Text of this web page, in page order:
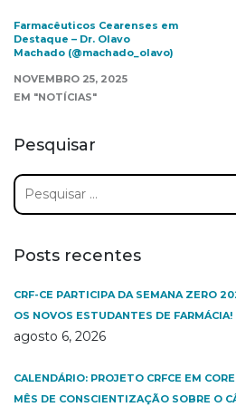
Farmacêuticos Cearenses em
Destaque – Dr. Olavo
Machado (@machado_olavo)
NOVEMBRO 25, 2025
EM "NOTÍCIAS"
Pesquisar
Pesquisar
por:
Posts recentes
CRF-CE PARTICIPA DA SEMANA ZERO
OS NOVOS ESTUDANTES DE FARMÁCIA!
agosto 6, 2026
CALENDÁRIO: PROJETO CRFCE EM
MÊS DE CONSCIENTIZAÇÃO SOBRE O